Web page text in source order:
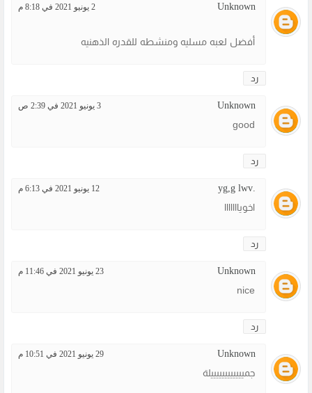
Unknown 2 يونيو 2021 في 8:18 م
أفضل لعبه مسليه ومنشطه للقدره الذهنيه
رد
Unknown 3 يونيو 2021 في 2:39 ص
good
رد
.yg,g lwv 12 يونيو 2021 في 6:13 م
اخويااااااا
رد
Unknown 23 يونيو 2021 في 11:46 م
nice
رد
Unknown 29 يونيو 2021 في 10:51 م
جمييييييييييييلة